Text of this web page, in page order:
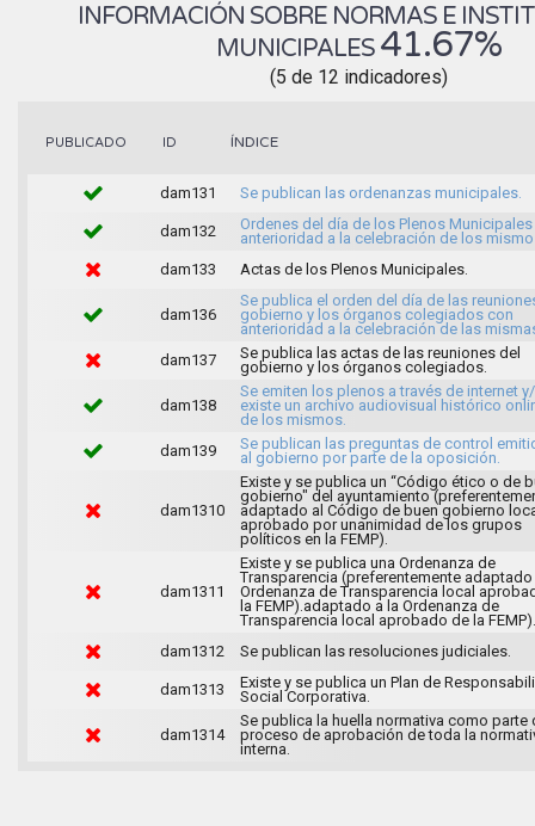
INFORMACIÓN SOBRE NORMAS E
MUNICIPALES 41.67%
(5 de 12 indicadores)
PUBLICADO ID ÍNDICE
dam131 Se publican las ordenanzas municipales.
dam132
Ordenes del día de los Plenos
anterioridad a la celebración de los
dam133
Actas de los Plenos Municipales.
dam136
Se publica el orden del día de las
gobierno y los órganos colegiados con
anterioridad a la celebración de las
dam137
Se publica las actas de las reuniones del
gobierno y los órganos colegiados.
dam138
Se emiten los plenos a través de internet
existe un archivo audiovisual histórico
de los mismos.
dam139
Se publican las preguntas de control
al gobierno por parte de la oposición.
dam1310
Existe y se publica un “Código ético o de
gobierno" del ayuntamiento
adaptado al Código de buen gobierno
aprobado por unanimidad de los grupos
políticos en la FEMP).
dam1311
Existe y se publica una Ordenanza de
Transparencia (preferentemente adaptado
Ordenanza de Transparencia local
la FEMP).adaptado a la Ordenanza de
Transparencia local aprobado de la FEMP).
dam1312
Se publican las resoluciones judiciales.
dam1313
Existe y se publica un Plan de
Social Corporativa.
dam1314
Se publica la huella normativa como parte
proceso de aprobación de toda la
interna.